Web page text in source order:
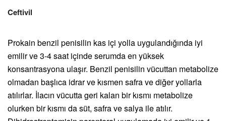
Ceftivil
Prokain benzil penisilin kas içi yolla uygulandığında iyi
emilir ve 3-4 saat içinde serumda en yüksek
konsantrasyona ulaşır. Benzil penisilin vücuttan metabolize
olmadan başlıca idrar ve kısmen safra ve diğer yollarla
atılırlar. İlacın vücutta geri kalan bir kısmı metabolize
olurken bir kısmı da süt, safra ve salya ile atılır.